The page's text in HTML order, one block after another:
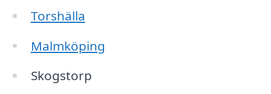
Torshälla
Malmköping
Skogstorp